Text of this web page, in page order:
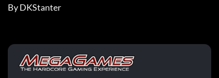
By DKStanter